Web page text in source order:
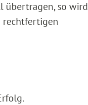
übertragen, so wird
rechtfertigen